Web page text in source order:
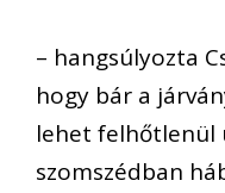
– hangsúlyozta
hogy bár a
lehet felhőtlenül
szomszédban